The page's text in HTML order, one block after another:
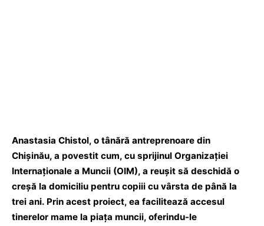
Anastasia Chistol, o tânără antreprenoare din
Chișinău, a povestit cum, cu sprijinul Organizației
Internaționale a Muncii (OIM), a reușit să deschidă o
creșă la domiciliu pentru copiii cu vârsta de până la
trei ani. Prin acest proiect, ea facilitează accesul
tinerelor mame la piața muncii, oferindu-le